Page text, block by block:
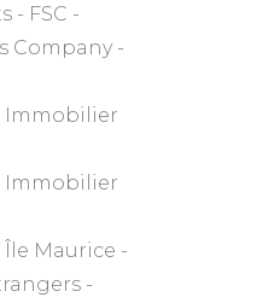
FSC
Company
Immobilier
Immobilier
Maurice